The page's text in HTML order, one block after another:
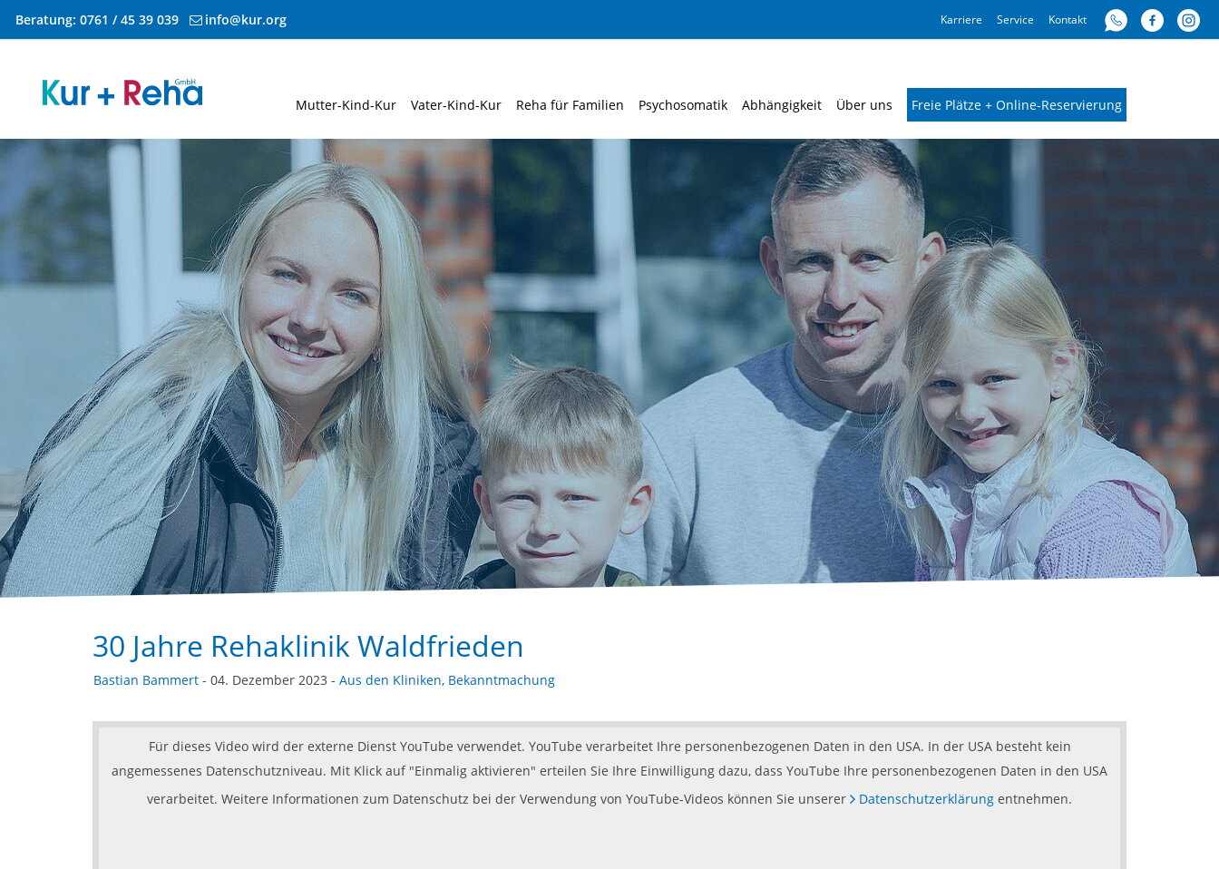
Beratung: 0761 / 45 39 039 info@kur.org Karriere Service Kontakt
Mutter-Kind-Kur Vater-Kind-Kur Reha für Familien Psychosomatik Abhängigkeit Über uns Freie Plätze + Online-Reservierung
30 Jahre Rehaklinik Waldfrieden
Bastian Bammert - 04. Dezember 2023 - Aus den Kliniken, Bekanntmachung
Für dieses Video wird der externe Dienst YouTube verwendet. YouTube verarbeitet Ihre personenbezogenen Daten in den USA. In der USA besteht kein
angemessenes Datenschutzniveau. Mit Klick auf "Einmalig aktivieren" erteilen Sie Ihre Einwilligung dazu, dass YouTube Ihre personenbezogenen Daten in den USA
verarbeitet. Weitere Informationen zum Datenschutz bei der Verwendung von YouTube-Videos können Sie unserer
Datenschutzerklärung entnehmen.